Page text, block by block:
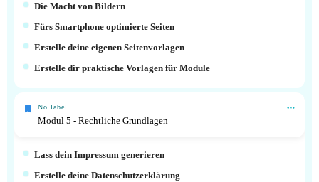
Die Macht von Bildern
Fürs Smartphone optimierte Seiten
Erstelle deine eigenen Seitenvorlagen
Erstelle dir praktische Vorlagen für Module
No label
Modul 5 - Rechtliche Grundlagen
Lass dein Impressum generieren
Erstelle deine Datenschutzerklärung